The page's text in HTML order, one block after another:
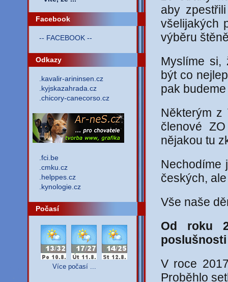
Facebook
-- FACEBOOK --
Odkazy
.kavalir-arininsen.cz
.kyjskazahrada.cz
.chicory-canecorso.cz
.fci.be
.cmku.cz
.helppes.cz
.kynologie.cz
Počasí
Více počasí ...
aby
všelijakých
výběru
Myslíme si,
být co
pak
Některým
členové
nějakou tu
Nechodíme
českých,
Vše naše
Od roku
poslušnosti
V roce
Proběhlo